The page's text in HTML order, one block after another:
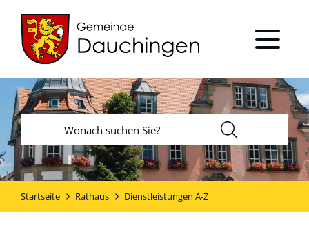
Startseite Rathaus Dienstleistungen A-Z